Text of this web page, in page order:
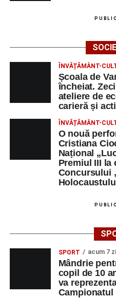
ÎNVĂȚĂMÂNT-
Școala de
încheiat.
ateliere de
carieră și
ÎNVĂȚĂMÂNT-
O nouă
Cristiana
Național
Premiul III la
Concursului
SPORT acum 7
Mândrie
copil de 10
va